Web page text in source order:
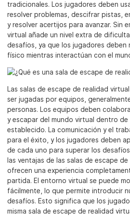
tradicionales. Los jugadores deben
resolver problemas, descifrar pistas,
y resolver acertijos para avanzar. Sin
virtual añade un nivel extra de
desafíos, ya que los jugadores deben
físico mientras interactúan con el
Las salas de escape de realidad
ser jugadas por equipos,
personas. Los equipos deben
y escapar del mundo virtual dentro
establecido. La comunicación y el
para el éxito, y los jugadores deben
de cada uno para superar los
las ventajas de las salas de escape
ofrecen una experiencia
partida. El entorno virtual se puede
fácilmente, lo que permite introducir
desafíos. Esto significa que los
misma sala de escape de realidad